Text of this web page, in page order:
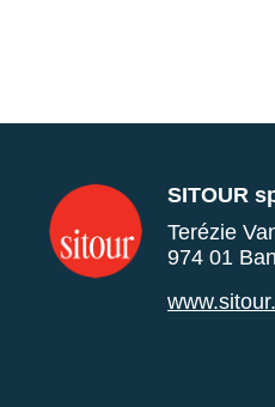
SITOUR
Terézie
974 01